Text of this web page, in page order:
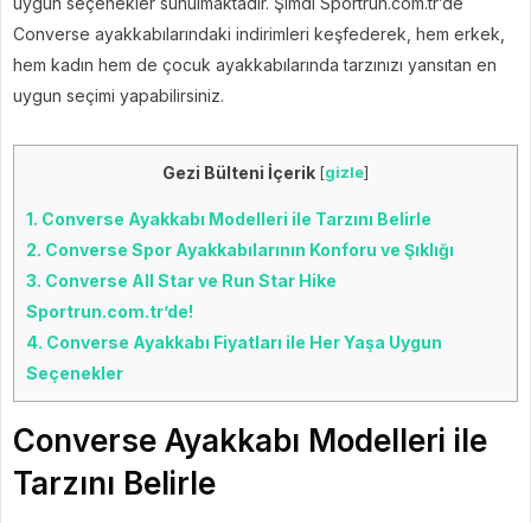
Converse ayakkabılarındaki indirimleri keşfederek, hem erkek,
hem kadın hem de çocuk ayakkabılarında tarzınızı yansıtan en
uygun seçimi yapabilirsiniz.
Gezi Bülteni İçerik [gizle]
1. Converse Ayakkabı Modelleri ile Tarzını Belirle
2. Converse Spor Ayakkabılarının Konforu ve Şıklığı
3. Converse All Star ve Run Star Hike
Sportrun.com.tr’de!
4. Converse Ayakkabı Fiyatları ile Her Yaşa Uygun
Seçenekler
Converse Ayakkabı Modelleri ile
Tarzını Belirle